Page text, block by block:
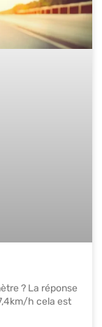
? La réponse
h cela est